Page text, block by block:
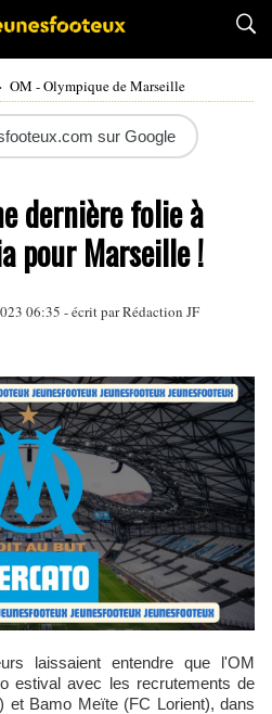
OM - Olympique de Marseille
sur Google
dernière folie à
pour Marseille !
06:35 - écrit par Rédaction JF
estival avec les recrutements de
et Bamo Meïte (FC Lorient), dans